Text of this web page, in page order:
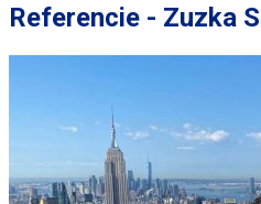
Referencie - Zuzka